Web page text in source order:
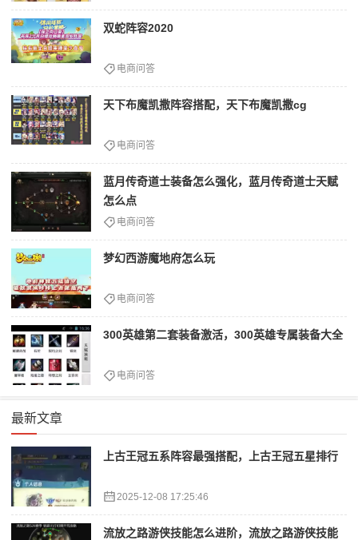
双蛇阵容2020
电商问答
天下布魔凯撒阵容搭配，天下布魔凯撒cg
电商问答
蓝月传奇道士装备怎么强化，蓝月传奇道士天赋
怎么点
电商问答
梦幻西游魔地府怎么玩
电商问答
300英雄第二套装备激活，300英雄专属装备大全
电商问答
最新文章
上古王冠五系阵容最强搭配，上古王冠五星排行
2025-12-08 17:25:46
流放之路游侠技能怎么进阶，流放之路游侠技能